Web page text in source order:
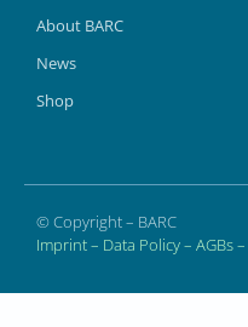
About BARC
News
Shop
© Copyright – BARC
Imprint– Data Policy– AGBs–